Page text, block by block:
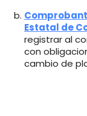
Estatal de
registrar al
con
cambio de